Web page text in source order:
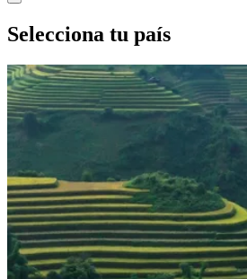
Selecciona tu país